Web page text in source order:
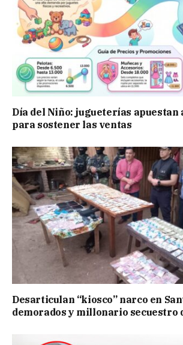
Día del Niño: jugueterías apuestan
para sostener las ventas
Desarticulan “kiosco” narco en
demorados y millonario secuestro